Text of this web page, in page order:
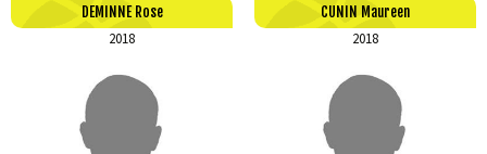
DEMINNE Rose
2018
CUNIN Maureen
2018